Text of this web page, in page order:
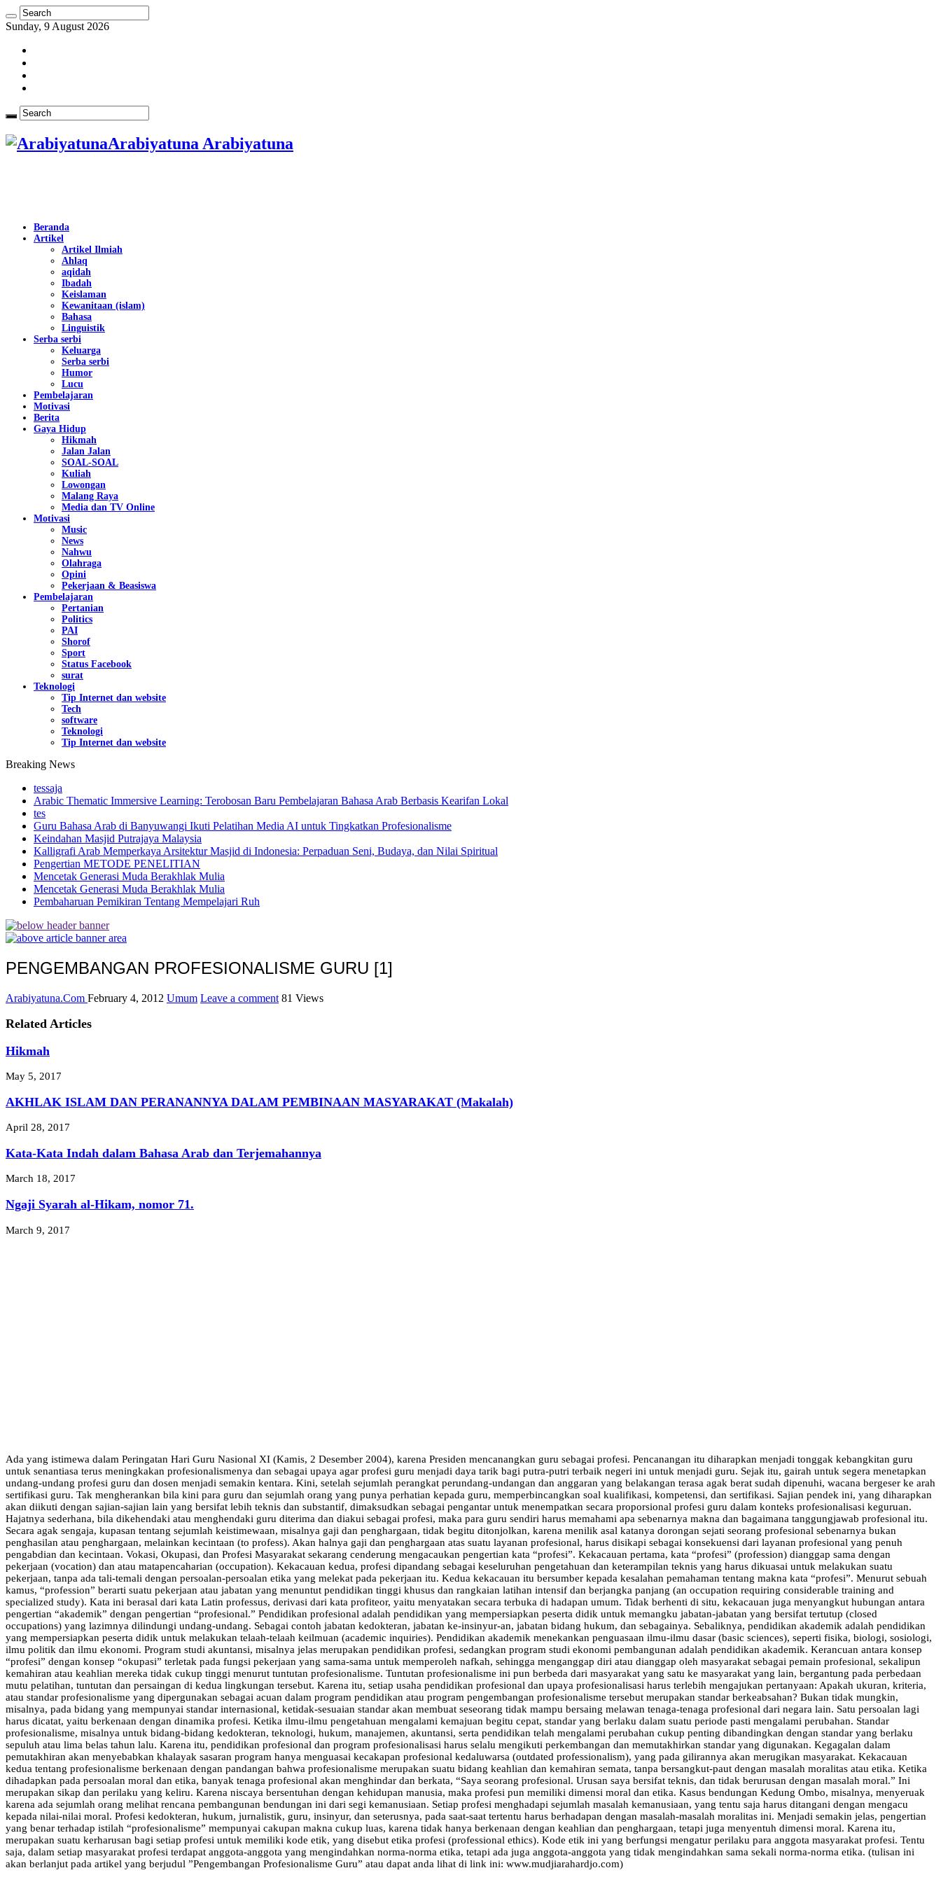
Sunday, 9 August 2026
Arabiyatuna Arabiyatuna
Beranda
Artikel
Artikel Ilmiah
Ahlaq
aqidah
Ibadah
Keislaman
Kewanitaan (islam)
Bahasa
Linguistik
Serba serbi
Keluarga
Serba serbi
Humor
Lucu
Pembelajaran
Motivasi
Berita
Gaya Hidup
Hikmah
Jalan Jalan
SOAL-SOAL
Kuliah
Lowongan
Malang Raya
Media dan TV Online
Motivasi
Music
News
Nahwu
Olahraga
Opini
Pekerjaan & Beasiswa
Pembelajaran
Pertanian
Politics
PAI
Shorof
Sport
Status Facebook
surat
Teknologi
Tip Internet dan website
Tech
software
Teknologi
Tip Internet dan website
Breaking News
tessaja
Arabic Thematic Immersive Learning: Terobosan Baru Pembelajaran Bahasa Arab Berbasis Kearifan Lokal
tes
Guru Bahasa Arab di Banyuwangi Ikuti Pelatihan Media AI untuk Tingkatkan Profesionalisme
Keindahan Masjid Putrajaya Malaysia
Kalligrafi Arab Memperkaya Arsitektur Masjid di Indonesia: Perpaduan Seni, Budaya, dan Nilai Spiritual
Pengertian METODE PENELITIAN
Mencetak Generasi Muda Berakhlak Mulia
Mencetak Generasi Muda Berakhlak Mulia
Pembaharuan Pemikiran Tentang Mempelajari Ruh
PENGEMBANGAN PROFESIONALISME GURU [1]
Arabiyatuna.Com February 4, 2012 Umum Leave a comment 81 Views
Related Articles
Hikmah
May 5, 2017
AKHLAK ISLAM DAN PERANANNYA DALAM PEMBINAAN MASYARAKAT (Makalah)
April 28, 2017
Kata-Kata Indah dalam Bahasa Arab dan Terjemahannya
March 18, 2017
Ngaji Syarah al-Hikam, nomor 71.
March 9, 2017
Ada yang istimewa dalam Peringatan Hari Guru Nasional XI (Kamis, 2 Desember 2004), karena Presiden mencanangkan guru sebagai profesi. Pencanangan itu diharapkan menjadi tonggak kebangkitan guru
untuk senantiasa terus meningkakan profesionalismenya dan sebagai upaya agar profesi guru menjadi daya tarik bagi putra-putri terbaik negeri ini untuk menjadi guru. Sejak itu, gairah untuk segera menetapkan
undang-undang profesi guru dan dosen menjadi semakin kentara. Kini, setelah sejumlah perangkat perundang-undangan dan anggaran yang belakangan terasa agak berat sudah dipenuhi, wacana bergeser ke arah
sertifikasi guru. Tak mengherankan bila kini para guru dan sejumlah orang yang punya perhatian kepada guru, memperbincangkan soal kualifikasi, kompetensi, dan sertifikasi. Sajian pendek ini, yang diharapkan
akan diikuti dengan sajian-sajian lain yang bersifat lebih teknis dan substantif, dimaksudkan sebagai pengantar untuk menempatkan secara proporsional profesi guru dalam konteks profesionalisasi keguruan.
Hajatnya sederhana, bila dikehendaki atau menghendaki guru diterima dan diakui sebagai profesi, maka para guru sendiri harus memahami apa sebenarnya makna dan bagaimana tanggungjawab profesional itu.
Secara agak sengaja, kupasan tentang sejumlah keistimewaan, misalnya gaji dan penghargaan, tidak begitu ditonjolkan, karena menilik asal katanya dorongan sejati seorang profesional sebenarnya bukan
penghasilan atau penghargaan, melainkan kecintaan (to profess). Akan halnya gaji dan penghargaan atas suatu layanan profesional, harus disikapi sebagai konsekuensi dari layanan profesional yang penuh
pengabdian dan kecintaan. Vokasi, Okupasi, dan Profesi Masyarakat sekarang cenderung mengacaukan pengertian kata “profesi”. Kekacauan pertama, kata “profesi” (profession) dianggap sama dengan
pekerjaan (vocation) dan atau matapencaharian (occupation). Kekacauan kedua, profesi dipandang sebagai keseluruhan penge­tahuan dan keterampilan teknis yang harus dikuasai untuk melakukan suatu
pekerjaan, tanpa ada tali-temali dengan persoalan-persoalan etika yang melekat pada pekerjaan itu. Kedua kekacauan itu bersumber kepada kesalahan pemahaman tentang makna kata “profesi”. Menurut sebuah
kamus, “profession” berarti suatu pekerjaan atau jabatan yang menuntut pendidikan tinggi khusus dan rangkaian latihan intensif dan berjangka panjang (an occupation requiring considerable training and
specialized study). Kata ini berasal dari kata Latin professus, derivasi dari kata profiteor, yaitu menyatakan secara terbuka di hadapan umum. Tidak berhenti di situ, kekacauan juga menyangkut hubungan antara
pengertian “akademik” dengan pengertian “profesional.” Pendidikan profesional adalah pendidikan yang mempersiapkan peserta didik untuk memangku jabatan-jabatan yang bersifat tertutup (closed
occupations) yang lazimnya dilindungi undang-undang. Sebagai contoh jabatan kedokteran, jabatan ke-insinyur-an, jabatan bidang hukum, dan sebagainya. Sebaliknya, pendidikan akademik adalah pendidikan
yang mempersiapkan peserta didik untuk melakukan telaah-telaah keilmuan (academic inquiries). Pendidikan akademik menekankan penguasaan ilmu-ilmu dasar (basic sciences), seperti fisika, biologi, sosiologi,
ilmu politik dan ilmu ekonomi. Program studi akuntansi, misalnya jelas merupakan pendidikan profesi, sedangkan program studi ekonomi pembangunan adalah pendidikan akademik. Kerancuan antara konsep
“profesi” dengan konsep “okupasi” terletak pada fungsi pekerjaan yang sama-sama untuk memperoleh nafkah, sehingga menganggap diri atau dianggap oleh masyarakat sebagai pemain profesional, sekalipun
kemahiran atau ke­ahlian mereka tidak cukup tinggi menurut tuntutan profesionalisme. Tuntutan profesionalisme ini pun berbeda dari masyarakat yang satu ke masyarakat yang lain, bergantung pada perbedaan
mutu pelatihan, tuntutan dan persaingan di kedua lingkungan tersebut. Karena itu, setiap usaha pendidikan profesional dan upaya profesionalisasi harus terlebih mengajukan pertanyaan: Apakah ukuran, kriteria,
atau standar profesionalisme yang dipergunakan sebagai acuan dalam program pendidikan atau program pengembangan profesionalisme tersebut merupakan standar berkeabsahan? Bukan tidak mungkin,
misalnya, pada bidang yang mempunyai standar internasional, ketidak-sesuaian standar akan membuat seseorang tidak mampu bersaing melawan tenaga-tenaga profesional dari negara lain. Satu persoalan lagi
harus dicatat, yaitu berkenaan dengan dinamika profesi. Ketika ilmu­-ilmu pengetahuan mengalami kemajuan begitu cepat, standar yang berlaku dalam suatu periode pasti mengalami perubahan. Standar
profesionalisme, misalnya untuk bidang-bidang kedokteran, teknologi, hukum, manajemen, akuntansi, serta pendidikan telah mengalami perubahan cukup penting dibandingkan dengan standar yang berlaku
sepuluh atau lima belas tahun lalu. Karena itu, pendidikan profesional dan program profesionalisasi ha­rus selalu mengikuti perkembangan dan memutakhirkan standar yang digunakan. Kegagalan dalam
pemutakhiran akan menyebabkan khalayak sasaran program hanya menguasai kecakapan profesional kedaluwarsa (outdated professionalism), yang pada gilirannya akan merugikan masya­rakat. Kekacauan
kedua tentang profesionalisme berkenaan dengan pandangan bahwa profesionalisme merupakan suatu bidang keahlian dan kemahiran semata, tanpa bersangkut-paut dengan masalah moralitas atau etika. Ketika
dihadapkan pada persoalan moral dan etika, banyak tenaga profesional akan menghindar dan berkata, “Saya seorang profesional. Urusan saya bersifat teknis, dan tidak berurusan dengan masalah mo­ral.” Ini
merupakan sikap dan perilaku yang keliru. Karena niscaya bersentuhan dengan kehidupan manusia, maka profesi pun memiliki dimensi moral dan etika. Kasus bendungan Kedung Ombo, misalnya, menyeruak
karena ada sejumlah orang melihat rencana pembangunan bendungan ini dari segi kemanusiaan. Setiap profesi menghadapi sejumlah masalah kemanusiaan, yang tentu saja harus ditangani dengan mengacu
kepada nilai-nilai moral. Profesi kedokteran, hukum, jurnalistik, guru, insinyur, dan sete­rusnya, pada saat-saat tertentu harus berhadapan dengan masalah-masa­lah moralitas ini. Menjadi semakin jelas, pengertian
yang benar terhadap istilah “profesionalisme” mempunyai cakup­an makna cukup luas, karena tidak hanya berkenaan dengan keahlian dan penghargaan, tetapi juga menyentuh dimensi moral. Karena itu,
merupakan suatu kerharusan bagi setiap profesi untuk memiliki kode etik, yang disebut etika profesi (professional ethics). Kode etik ini yang berfungsi mengatur perilaku para anggota masyarakat profesi. Tentu
saja, dalam setiap masyarakat profesi terdapat anggota-anggota yang mengindahkan norma-norma etika, tetapi ada juga anggota-anggota yang tidak mengindahkan sama sekali norma-norma etika. (tulisan ini
akan berlanjut pada artikel yang berjudul ”Pengembangan Profesionalisme Guru” atau dapat anda lihat di link ini: www.mudjiarahardjo.com)